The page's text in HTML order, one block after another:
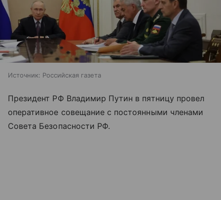
Источник: Российская газета
Президент РФ Владимир Путин в пятницу провел
оперативное совещание с постоянными членами
Совета Безопасности РФ.